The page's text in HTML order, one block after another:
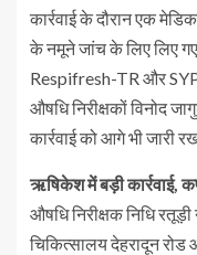
कार्रवाई के दौरान एक
के नमूने जांच के लिए लिए
Respifresh-TR और SYP.
औषधि निरीक्षकों विनोद
कार्रवाई को आगे भी जारी
ऋषिकेश में बड़ी कार्रवाई,
औषधि निरीक्षक निधि
चिकित्सालय देहरादून